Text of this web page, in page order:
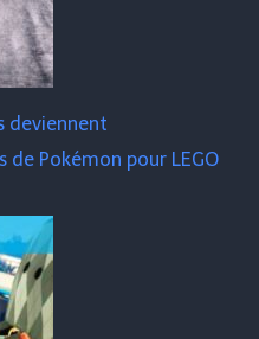
deviennent
de Pokémon pour LEGO